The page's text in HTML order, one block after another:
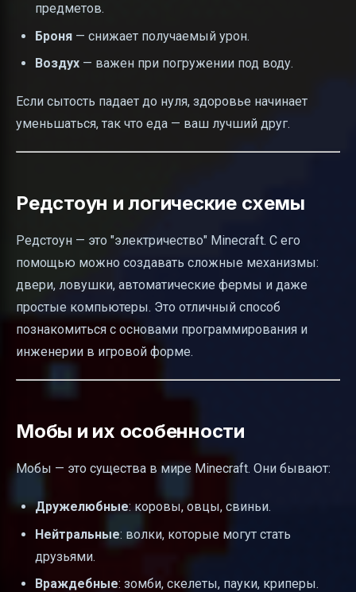
предметов.
Броня — снижает получаемый урон.
Воздух — важен при погружении под воду.
Если сытость падает до нуля, здоровье начинает
уменьшаться, так что еда — ваш лучший друг.
Редстоун и логические схемы
Редстоун — это "электричество" Minecraft. С его
помощью можно создавать сложные механизмы:
двери, ловушки, автоматические фермы и даже
простые компьютеры. Это отличный способ
познакомиться с основами программирования и
инженерии в игровой форме.
Мобы и их особенности
Мобы — это существа в мире Minecraft. Они бывают:
Дружелюбные: коровы, овцы, свиньи.
Нейтральные: волки, которые могут стать
друзьями.
Враждебные: зомби, скелеты, пауки, криперы.